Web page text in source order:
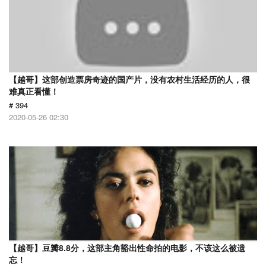
【越哥】这部创造票房奇迹的国产片，没有农村生活经历的人，很
难真正看懂！
# 394
2020-05-26 02:30
【越哥】豆瓣8.8分，这部主角豁出性命拍的电影，不该这么被遗
忘！